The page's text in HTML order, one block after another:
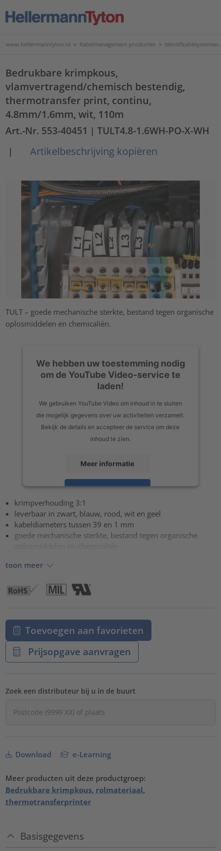
www.hellermanntyton.nl > Kabelmanagement producten > Identificatiesystemen
Bedrukbare krimpkous,
vlamvertragend/chemisch bestendig,
thermotransfer print, continu,
4.8mm/1.6mm, wit, 110m
Art.-Nr. 553-40451 | TULT4.8-1.6WH-PO-X-WH
|
Artikelbeschrijving kopiëren
TULT – goede mechanische sterkte, bestand tegen organische
oplosmiddelen en chemicaliën.
We hebben uw toestemming nodig
om de YouTube Video-service te
laden!
We gebruiken YouTube Video om inhoud in te sluiten
die mogelijk gegevens over uw activiteiten verzamelt.
Bekijk de details en accepteer de service om deze
inhoud te zien.
Meer informatie
Accepteren
powered byUsercentrics Consent Management Platform
krimpverhouding 3:1
leverbaar in zwart, blauw, rood, wit en geel
kabeldiameters tussen 39 en 1 mm
goede mechanische sterkte, bestand tegen organische
toon meer
Toevoegen aan favorieten
Prijsopgave aanvragen
Zoek een distributeur bij u in de buurt
Download e-Learning
Meer producten uit deze productgroep:
Bedrukbare krimpkous, rolmateriaal,
thermotransferprinter
Basisgegevens